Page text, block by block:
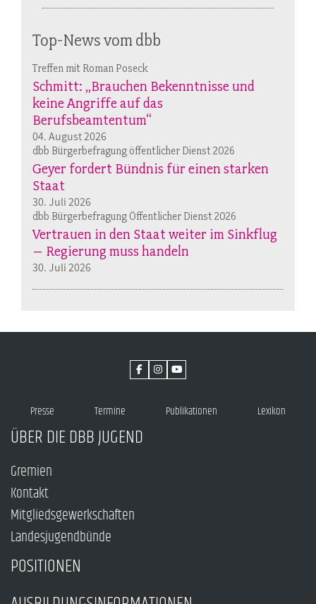
Top-News vom dbb
Treffen mit Roman Poseck
Schmitt: „Brauchen Bekenntnisse und
keine Angriffe auf das
Berufsbeamtentum“
04. August 2026
dbb Bürgerbefragung öffentlicher Dienst 2026
Geyer fordert Bündnis für einen starken
Staat
30. Juli 2026
dbb Bürgerbefragung Öffentlicher Dienst 2026
Vertrauen in den Staat weiter im Sinkflug
– Regierung muss handeln
30. Juli 2026
Presse Termine Publikationen Lexikon
ÜBER DIE DBB JUGEND
Gremien
Kontakt
Mitgliedsgewerkschaften
Landesjugendbünde
POSITIONEN